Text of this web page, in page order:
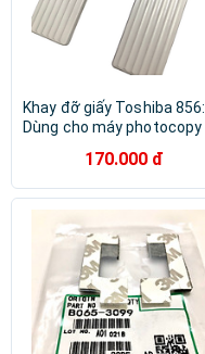
Khay đỡ giấy Toshiba 856:
Dùng cho máy photocopy
720/ 723/ 850/ 853/ 555/
655/ 556/ 656/ 756/ 856/
khẩu )
170.000 đ